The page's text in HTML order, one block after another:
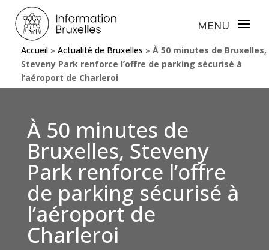
Accueil » Actualité de Bruxelles » À 50 minutes de Bruxelles,
Steveny Park renforce l’offre de parking sécurisé à
l’aéroport de Charleroi
À 50 minutes de
Bruxelles, Steveny
Park renforce l’offre
de parking sécurisé à
l’aéroport de
Charleroi